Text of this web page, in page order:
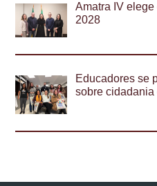
Amatra IV
2028
Educadores se
sobre